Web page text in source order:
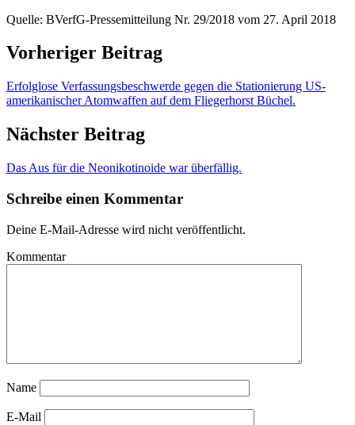
Quelle: BVerfG-Pressemitteilung Nr. 29/2018 vom 27. April 2018
Vorheriger Beitrag
Erfolglose Verfassungsbeschwerde gegen die Stationierung US-
amerikanischer Atomwaffen auf dem Fliegerhorst Büchel.
Nächster Beitrag
Das Aus für die Neonikotinoide war überfällig.
Schreibe einen Kommentar
Deine E-Mail-Adresse wird nicht veröffentlicht.
Kommentar
Name
E-Mail